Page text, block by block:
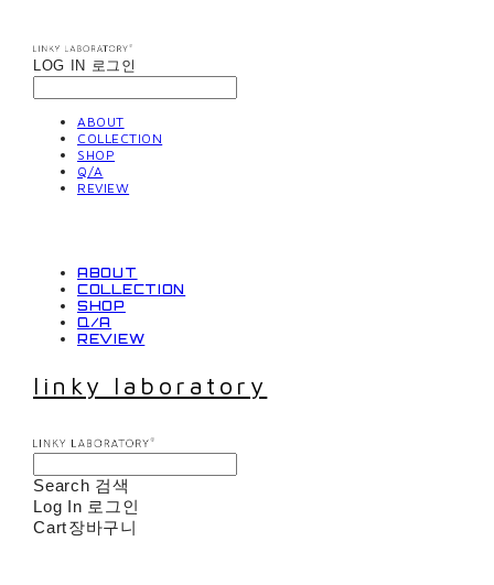
LOG IN 로그인
ABOUT
COLLECTION
SHOP
Q/A
REVIEW
ABOUT
COLLECTION
SHOP
Q/A
REVIEW
linky laboratory
Search 검색
Log In 로그인
Cart장바구니